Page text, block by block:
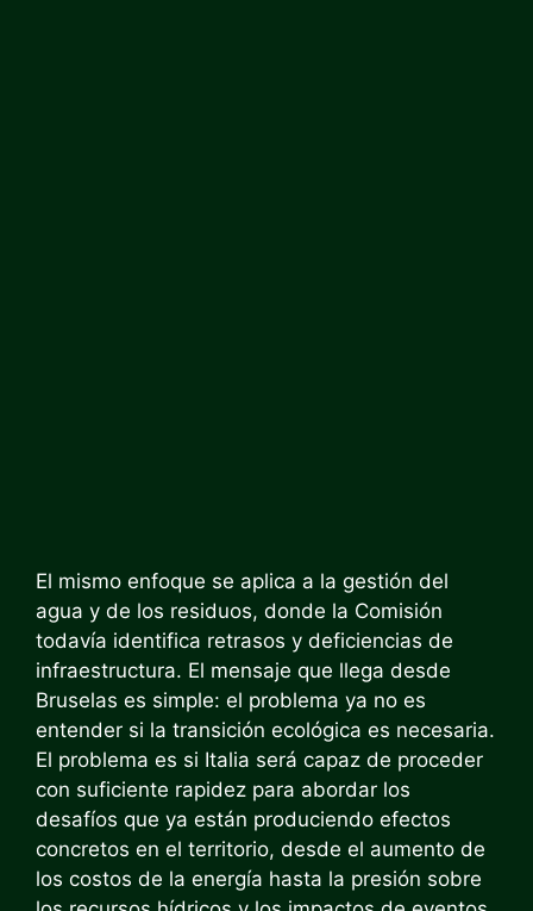
El mismo enfoque se aplica a la gestión del
agua y de los residuos, donde la Comisión
todavía identifica retrasos y deficiencias de
infraestructura. El mensaje que llega desde
Bruselas es simple: el problema ya no es
entender si la transición ecológica es necesaria.
El problema es si Italia será capaz de proceder
con suficiente rapidez para abordar los
desafíos que ya están produciendo efectos
concretos en el territorio, desde el aumento de
los costos de la energía hasta la presión sobre